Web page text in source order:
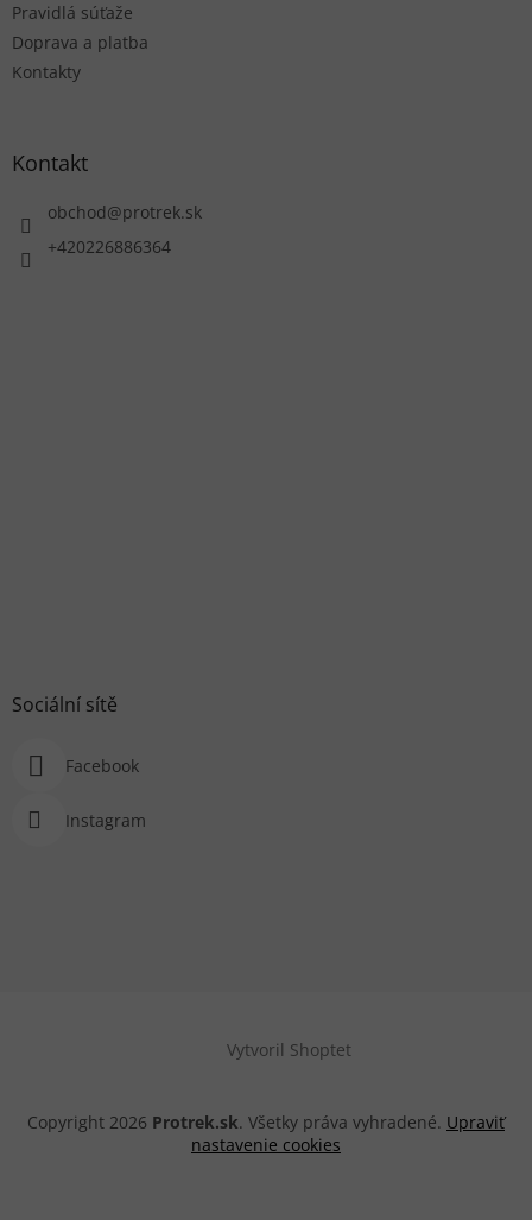
Pravidlá súťaže
Doprava a platba
Kontakty
Kontakt
obchod@protrek.sk
+420226886364
Sociální sítě
Facebook
Instagram
Vytvoril Shoptet
Copyright 2026 Protrek.sk. Všetky práva vyhradené. Upraviť
nastavenie cookies